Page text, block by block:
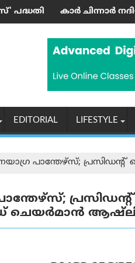
ഉദ്ഘാടനം ചെയ്തു
നദിയിലേക്ക് വീണ്
EDITORIAL LIFESTYLE
പാന്തേഴ്സ്;
പ്രസിഡന്റ്
ആഷ്‌ലി